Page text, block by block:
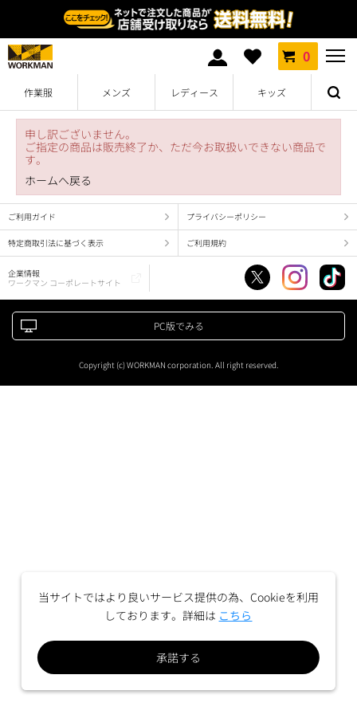
0
作業服 メンズ レディース キッズ
申し訳ございません。
ご指定の商品は販売終了か、ただ今お取扱いできない商品で
す。
ホームへ戻る
ご利用ガイド プライバシーポリシー
特定商取引法に基づく表示 ご利用規約
企業情報
ワークマン コーポレートサイト
PC版でみる
Copyright (c) WORKMAN corporation. All right reserved.
当サイトではより良いサービス提供の為、Cookieを利用
しております。詳細は こちら
承諾する